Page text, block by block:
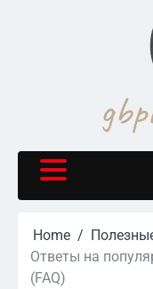
Home
Ответы на
(FAQ)